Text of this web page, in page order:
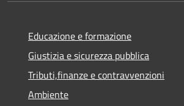
Educazione e formazione
Giustizia e sicurezza pubblica
Tributi,finanze e contravvenzioni
Ambiente